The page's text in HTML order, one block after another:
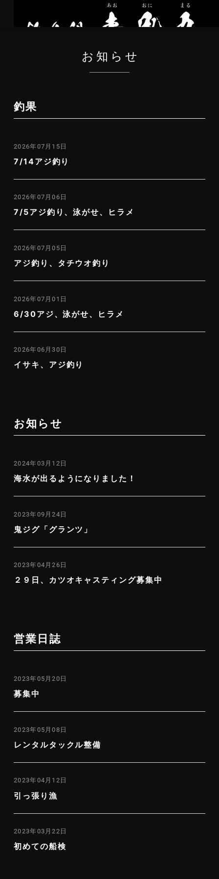
お知らせ
釣果
2026年07月15日
7/14アジ釣り
2026年07月06日
7/5アジ釣り、泳がせ、ヒラメ
2026年07月05日
アジ釣り、タチウオ釣り
2026年07月01日
6/30アジ、泳がせ、ヒラメ
2026年06月30日
イサキ、アジ釣り
お知らせ
2024年03月12日
海水が出るようになりました！
2023年09月24日
鬼ジグ「グランツ」
2023年04月26日
２９日、カツオキャスティング募集中
営業日誌
2023年05月20日
募集中
2023年05月08日
レンタルタックル整備
2023年04月12日
引っ張り漁
2023年03月22日
初めての船検